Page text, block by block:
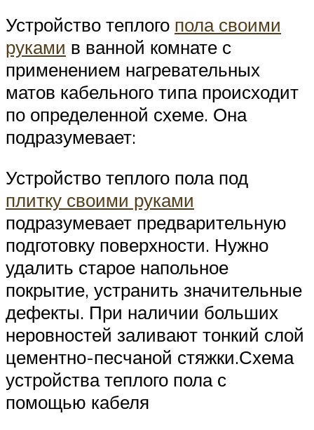
Устройство теплого пола своими
руками в ванной комнате с
применением нагревательных
матов кабельного типа происходит
по определенной схеме. Она
подразумевает:
Устройство теплого пола под
плитку своими руками
подразумевает предварительную
подготовку поверхности. Нужно
удалить старое напольное
покрытие, устранить значительные
дефекты. При наличии больших
неровностей заливают тонкий слой
цементно-песчаной стяжки.Схема
устройства теплого пола с
помощью кабеля